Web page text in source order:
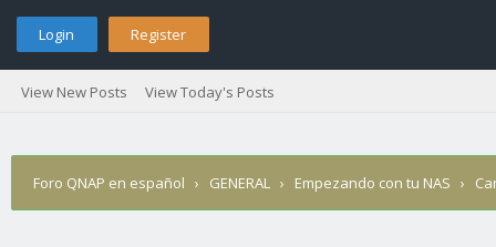
Login Register
View New Posts View Today's Posts
Foro QNAP en español › GENERAL › Empezando con tu NAS ›